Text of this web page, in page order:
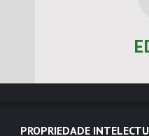
PROPRIEDADE